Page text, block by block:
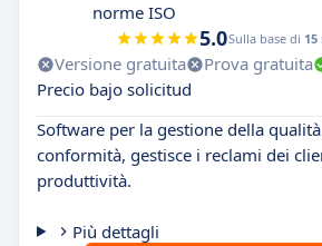
norme ISO
5.0Sulla base di
Versione gratuita Prova gratuita
Precio bajo solicitud
Software per la gestione della
conformità, gestisce i reclami dei
produttività.
Più dettagli